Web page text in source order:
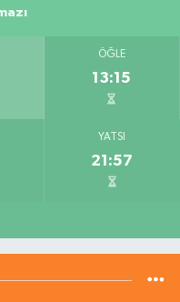
ÖĞLE
13:15
YATSI
21:57